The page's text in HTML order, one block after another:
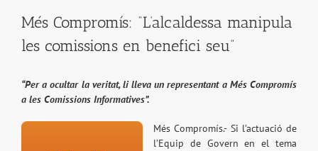
Més Compromís: “L’alcaldessa manipula
les comissions en benefici seu”
“Per a ocultar la veritat, li lleva un representant a Més Compromís
a les Comissions Informatives”.
Més Compromís.- Si l’actuació de
l’Equip de Govern en el tema